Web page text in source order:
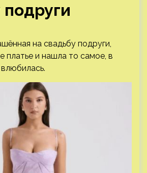
на свадьбу подруги,
платье и нашла то самое, в